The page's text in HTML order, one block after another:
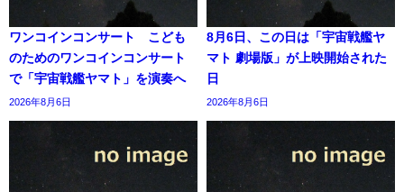
ワンコインコンサート こども
のためのワンコインコンサート
で「宇宙戦艦ヤマト」を演奏へ
2026年8月6日
8月6日、この日は「宇宙戦艦ヤ
マト 劇場版」が上映開始された
日
2026年8月6日